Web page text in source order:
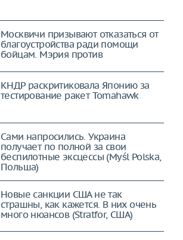
Москвичи призывают отказаться от
благоустройства ради помощи
бойцам. Мэрия против
КНДР раскритиковала Японию за
тестирование ракет Tomahawk
Сами напросились. Украина
получает по полной за свои
беспилотные эксцессы (Myśl Polska,
Польша)
Новые санкции США не так
страшны, как кажется. В них очень
много нюансов (Stratfor, США)